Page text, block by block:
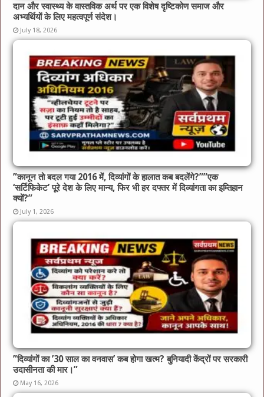
दान और स्वास्थ्य के वास्तविक अर्थ पर एक विशेष दृष्टिकोण समाज और
अभ्यर्थियों के लिए महत्वपूर्ण संदेश।
July 18, 2026
​”कानून तो बदल गया 2016 में, दिव्यांगों के हालात कब बदलेंगे?”​”एक
‘सर्टिफिकेट’ पूरे देश के लिए मान्य, फिर भी हर दफ्तर में दिव्यांगता का इम्तिहान
क्यों?”
July 1, 2026
​”दिव्यांगों का ’30 साल का वनवास’ कब होगा खत्म? बुनियादी केंद्रों पर सरकारी
उदासीनता की मार।”
May 16, 2026